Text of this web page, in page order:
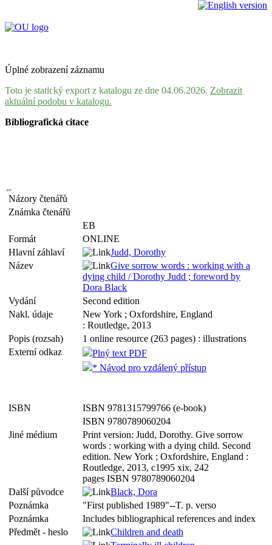
Úplné zobrazení záznamu
Toto je statický export z katalogu ze dne 04.06.2026. Zobrazit
aktuální podobu v katalogu.
Bibliografická citace
Názory čtenářů
Známka čtenářů
EB
Formát
ONLINE
Hlavní záhlaví
Judd, Dorothy
Název
Give sorrow words : working with a
dying child / Dorothy Judd ; foreword by
Dora Black
Vydání
Second edition
Nakl. údaje
New York ; Oxfordshire, England
: Routledge, 2013
Popis (rozsah)
1 online resource (263 pages) : illustrations
Externí odkaz
Plný text PDF
* Návod pro vzdálený přístup
ISBN
ISBN 9781315799766 (e-book)
ISBN 9780789060204
Jiné médium
Print version: Judd, Dorothy. Give sorrow
words : working with a dying child. Second
edition. New York ; Oxfordshire, England :
Routledge, 2013, c1995 xix, 242
pages ISBN 9780789060204
Další původce
Black, Dora
Poznámka
"First published 1989"--T. p. verso
Poznámka
Includes bibliographical references and index
Předmět - heslo
Children and death